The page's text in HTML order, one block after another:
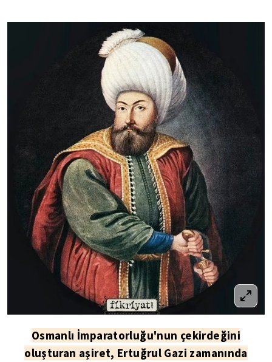
Osmanlı İmparatorluğu'nun çekirdeğini
oluşturan aşiret, Ertuğrul Gazi zamanında